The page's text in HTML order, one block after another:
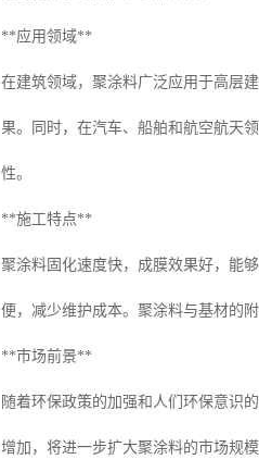
**应用领域**
在建筑领域，聚涂料广泛应用于高层
果。同时，在汽车、船舶和航空航天
性。
**施工特点**
聚涂料固化速度快，成膜效果好，能
便，减少维护成本。聚涂料与基材的
**市场前景**
随着环保政策的加强和人们环保意识
增加，将进一步扩大聚涂料的市场规